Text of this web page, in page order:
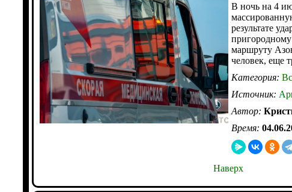
В ночь на 4
результате
маршруту
человек, еще
Категория:
Источник:
Автор:
Время:
Наверх